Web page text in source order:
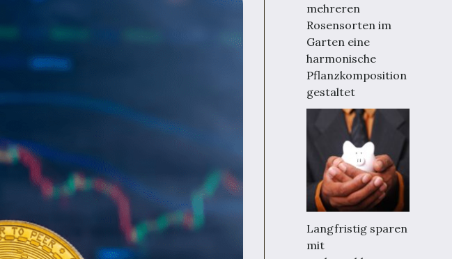
mehreren
Rosensorten im
Garten eine
harmonische
Pflanzkomposition
gestaltet
Langfristig sparen
mit